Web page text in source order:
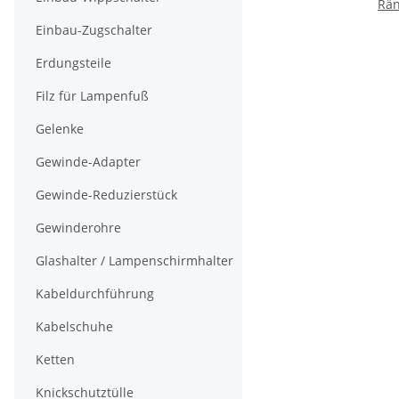
Einbau-Zugschalter
Erdungsteile
Filz für Lampenfuß
Gelenke
Gewinde-Adapter
Gewinde-Reduzierstück
Gewinderohre
Glashalter / Lampenschirmhalter
Kabeldurchführung
Kabelschuhe
Ketten
Knickschutztülle